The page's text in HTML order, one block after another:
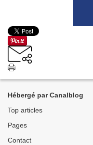
Hébergé par Canalblog
Top articles
Pages
Contact